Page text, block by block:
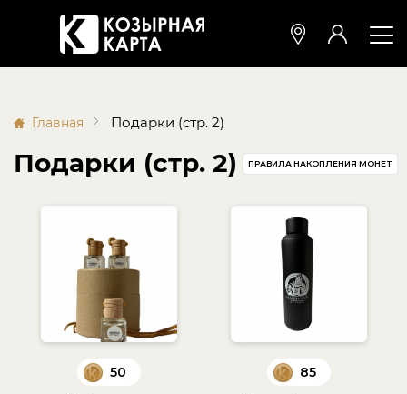
Главная Подарки (стр. 2)
Подарки (стр. 2) ПРАВИЛА НАКОПЛЕНИЯ МОНЕТ
50 85